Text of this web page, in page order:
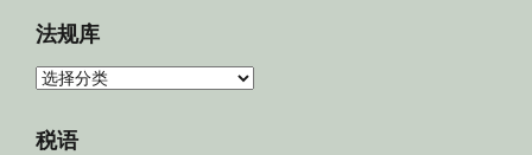
法规库
法
库
税语